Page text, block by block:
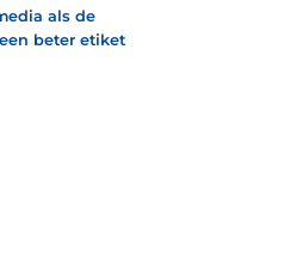
als de
beter etiket